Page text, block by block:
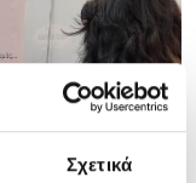
Σχετικά